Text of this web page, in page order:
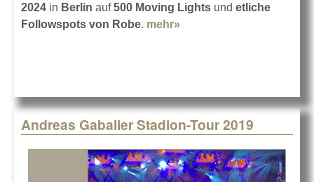
2024 in Berlin auf500 Moving Lights und etliche
Followspots von Robe. mehr»
Andreas Gabalier Stadion-Tour 2019